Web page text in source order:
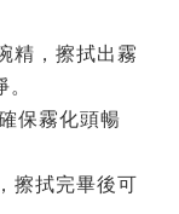
精，擦拭出霧
。
保霧化頭暢
擦拭完畢後可